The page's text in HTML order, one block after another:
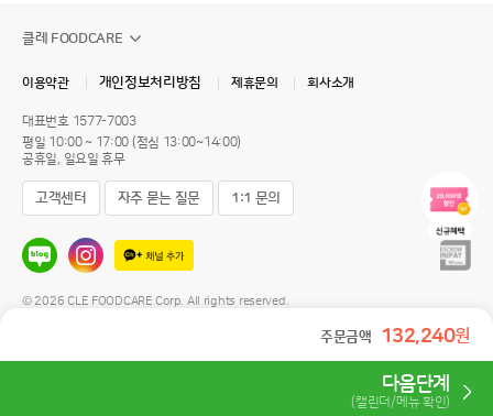
주문금액 132,240원
다음단계
(캘린더/메뉴 확인)
스케줄관리 마이페이지
클레 FOODCARE
이용약관 개인정보처리방침 제휴문의 회사소개
대표번호 1577-7003
평일 10:00 ~ 17:00 (점심 13:00~14:00)
공휴일, 일요일 휴무
고객센터 자주 묻는 질문 1:1 문의
© 2026 CLE FOODCARE Corp. All rights reserved.